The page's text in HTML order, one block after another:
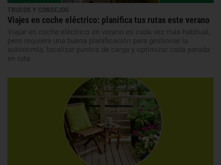
TRUCOS Y CONSEJOS
Viajes en coche eléctrico: planifica tus rutas este verano
Viajar en coche eléctrico en verano es cada vez más habitual,
pero requiere una buena planificación para gestionar la
autonomía, localizar puntos de carga y optimizar cada parada
en ruta